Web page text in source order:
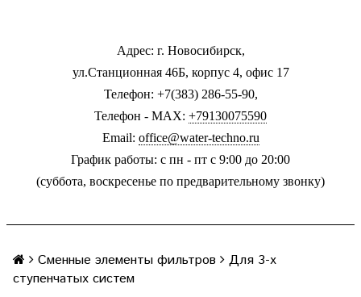
Адрес: г. Новосибирск,
ул.Станционная 46Б, корпус 4, офис 17
Телефон: +7(383) 286-55-90,
Телефон - MAX: +79130075590
Email: office@water-techno.ru
График работы: с пн - пт с 9:00 до 20:00
(суббота, воскресенье по предварительному звонку)
Сменные элементы фильтров
Для 3-х
ступенчатых систем